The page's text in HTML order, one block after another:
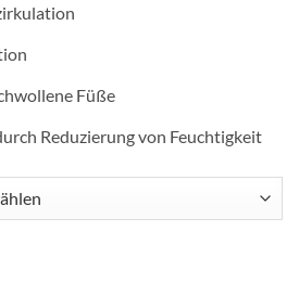
Füße
Reduzierung von Feuchtigkeit